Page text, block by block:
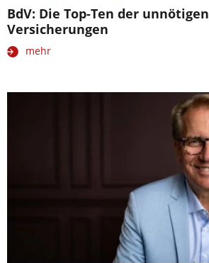
BdV: Die Top-Ten der unnötigen
Versicherungen
mehr